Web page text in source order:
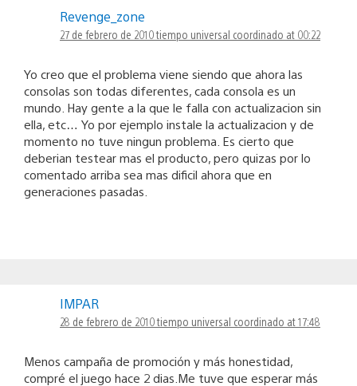
Revenge_zone
27 de febrero de 2010 tiempo universal coordinado at 00:22
Yo creo que el problema viene siendo que ahora las
consolas son todas diferentes, cada consola es un
mundo. Hay gente a la que le falla con actualizacion sin
ella, etc… Yo por ejemplo instale la actualizacion y de
momento no tuve ningun problema. Es cierto que
deberian testear mas el producto, pero quizas por lo
comentado arriba sea mas dificil ahora que en
generaciones pasadas.
IMPAR
28 de febrero de 2010 tiempo universal coordinado at 17:48
Menos campaña de promoción y más honestidad,
compré el juego hace 2 dias.Me tuve que esperar más